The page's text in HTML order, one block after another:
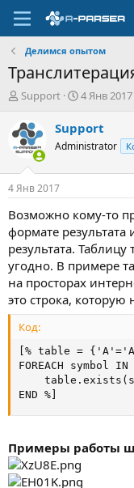
Делимся опытом
А
т
о
р
т
е
м
ы
Support
Д
т
а
н
а
л
4 Янв 2017
Support
Administrator
4 Янв 2017
Возможно кому-то
формате
результата.
угодно. В примере
на просторах
это строка, которую
Код:
[% table =
FOREACH
END %]
Примеры работы